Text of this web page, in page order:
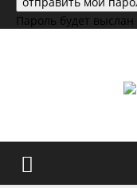
Пароль будет